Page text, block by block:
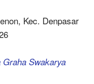
Kec. Denpasar
Swakarya